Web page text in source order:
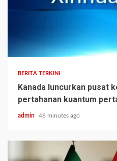
BERITA TERKINI
Kanada luncurkan pusat
pertahanan kuantum
admin 46 minutes ago